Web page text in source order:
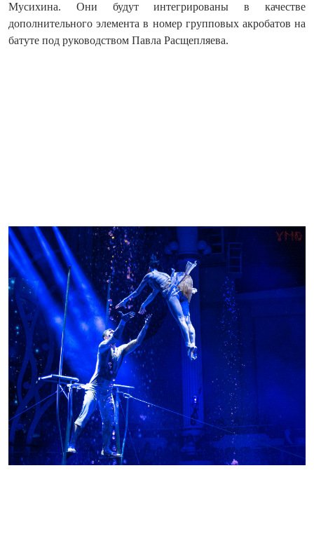
Мусихина. Они будут интегрированы в качестве
дополнительного элемента в номер групповых акробатов на
батуте под руководством Павла Расщепляева.